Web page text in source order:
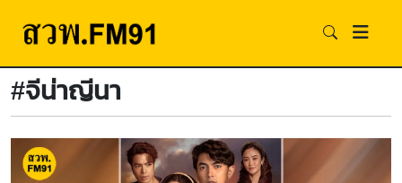
#จีน่าญีนา